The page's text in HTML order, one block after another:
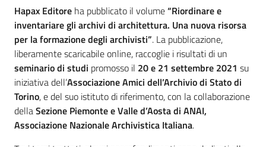
Introduzione
Hapax Editore ha pubblicato il volume“Riordinare e
inventariare gli archivi di architettura. Una nuova risorsa
per la formazione degli archivisti”. La pubblicazione,
liberamente scaricabile online, raccoglie i risultati di un
seminario di studi promosso il 20 e 21 settembre 2021 su
iniziativa dell’Associazione Amici dell’Archivio di Stato di
Torino, e del suo istituto di riferimento, con la collaborazione
dellaSezione Piemonte e Valle d’Aosta di ANAI,
Associazione Nazionale Archivistica Italiana.